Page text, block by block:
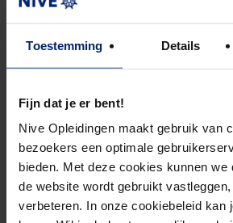
Toestemming Details
Fijn dat je er bent!
Nive Opleidingen maakt gebruik van
bezoekers een optimale
bieden. Met deze cookies kunnen we
de website wordt gebruikt
verbeteren. In onze cookiebeleid kan
Gaat je boek ‘Clean
over toegevoegde
Mijn boek is een antwoord op de
stress en de toegenomen
financials werken. Zodat je – in
mijn vader op je 32ste je bedrijf
tien jaar door Frankrijk kunt
opnieuw een kantoor kunt